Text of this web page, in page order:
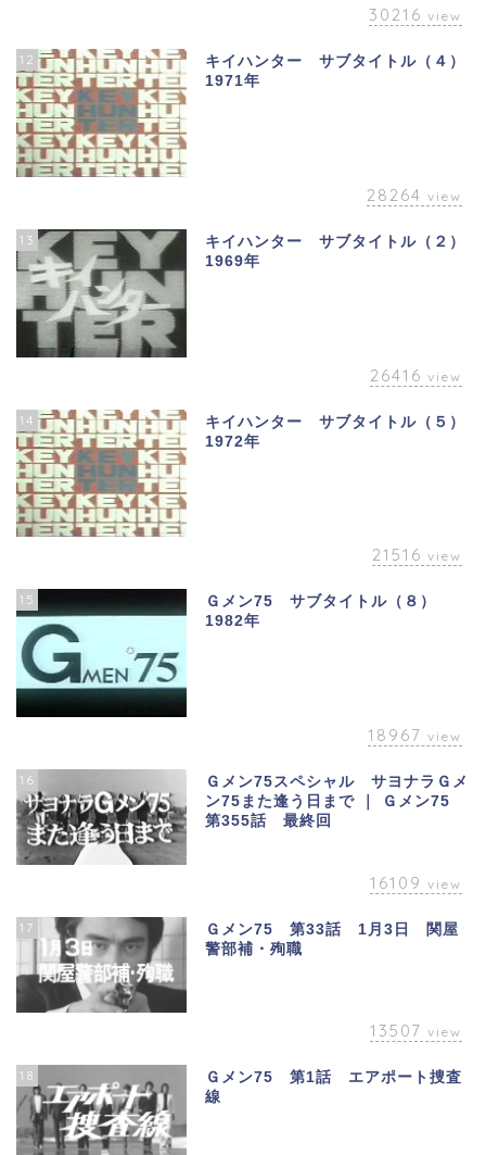
30216 view
12
キイハンター サブタイトル（４）
1971年
28264 view
13
キイハンター サブタイトル（２）
1969年
26416 view
14
キイハンター サブタイトル（５）
1972年
21516 view
15
Ｇメン75 サブタイトル（８）
1982年
18967 view
16
Ｇメン75スペシャル サヨナラＧメ
ン75また逢う日まで ｜ Ｇメン75
第355話 最終回
16109 view
17
Ｇメン75 第33話 1月3日 関屋
警部補・殉職
13507 view
18
Ｇメン75 第1話 エアポート捜査
線